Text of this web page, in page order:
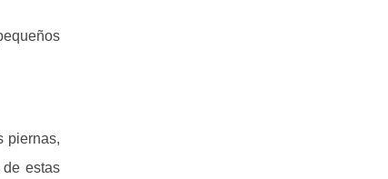
piernas,
estas